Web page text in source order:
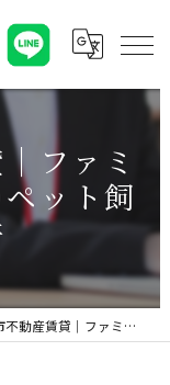
ファミ
ット飼
ファミリー様にオススメのペット飼育可能物件